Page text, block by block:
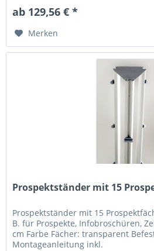
ab 129,56 € *
Merken
Prospektständer mit 15
Prospektständer mit 15
B. für Prospekte, Infobroschüren,
cm Farbe Fächer: transparent
Montageanleitung inkl.